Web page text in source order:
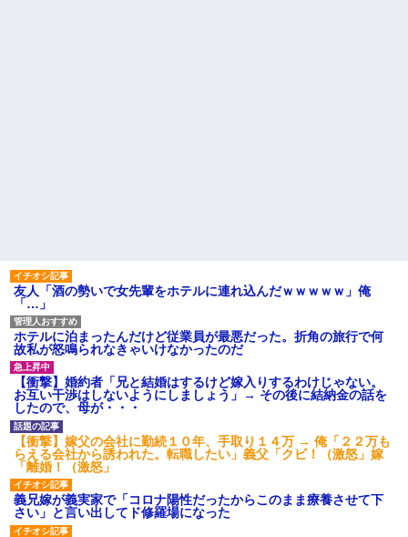
友人「酒の勢いで女先輩をホテルに連れ込んだｗｗｗｗｗ」俺
「…」
ホテルに泊まったんだけど従業員が最悪だった。折角の旅行で何
故私が怒鳴られなきゃいけなかったのだ
【衝撃】婚約者「兄と結婚はするけど嫁入りするわけじゃない。
お互い干渉はしないようにしましょう」→ その後に結納金の話を
したので、母が・・・
【衝撃】嫁父の会社に勤続１０年、手取り１４万 → 俺「２２万も
らえる会社から誘われた。転職したい」義父「クビ！（激怒」嫁
「離婚！（激怒」
義兄嫁が義実家で「コロナ陽性だったからこのまま療養させて下
さい」と言い出してド修羅場になった